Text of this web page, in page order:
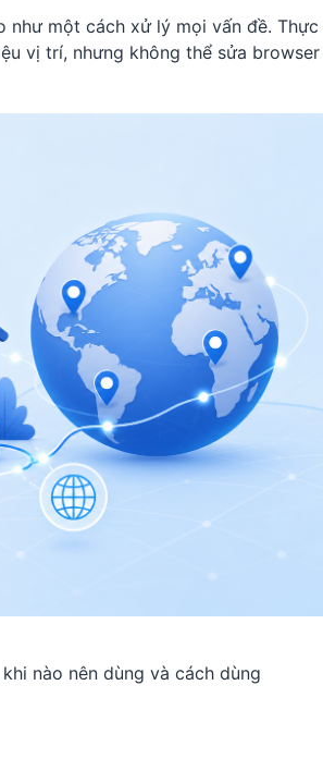
như một cách xử lý mọi vấn đề. Thực
vị trí, nhưng không thể sửa browser
nào nên dùng và cách dùng